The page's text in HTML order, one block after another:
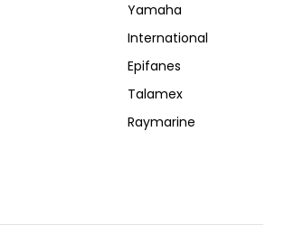
Yamaha
International
Epifanes
Talamex
Raymarine